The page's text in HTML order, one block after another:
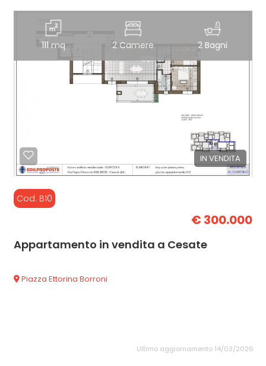
111 mq 2 Camere 2 Bagni
IN VENDITA
Cod. B10
€ 300.000
Appartamento in vendita a Cesate
Piazza Ettorina Borroni
Ultimo aggiornamento 14/03/2026